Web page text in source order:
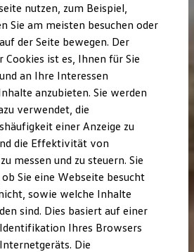
Konnektivität
6
Versionen und Updates
zu Ihrem ID.
und R Experience
nutzen, zum Beispiel,
Sie am meisten besuchen oder
der Seite bewegen. Der
Cookies ist es, Ihnen für Sie
an Ihre Interessen
anzubieten. Sie werden
verwendet, die
einer Anzeige zu
die Effektivität von
messen und zu steuern. Sie
Sie eine Webseite besucht
sowie welche Inhalte
sind. Dies basiert auf einer
Ihres Browsers
Die